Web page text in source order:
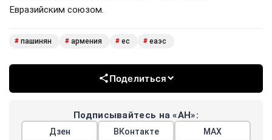
Евразийским союзом.
# пашинян # армения # ес # еаэс
Поделиться
Подписывайтесь на «АН»:
Дзен ВКонтакте МАХ